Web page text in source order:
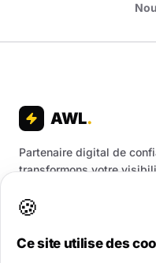
AWL.
Partenaire digital de
transformons votre
🍪
Ce site utilise des